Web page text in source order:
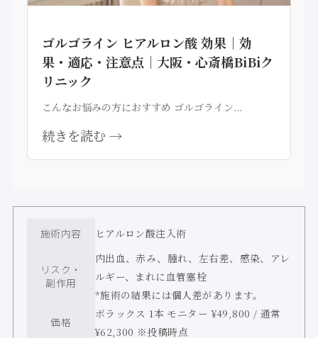
ゴルゴライン ヒアルロン酸 効果｜効
果・適応・注意点｜大阪・心斎橋BiBiク
リニック
こんなお悩みの方におすすめ ゴルゴライン...
続きを読む →
施術内容 ヒアルロン酸注入術
リスク・
副作用
内出血、赤み、腫れ、左右差、感染、アレ
ルギー、まれに血管塞栓
*施術の結果には個人差があります。
価格
ボラックス 1本 モニター ¥49,800 / 通常
¥62,300 ※投稿時点